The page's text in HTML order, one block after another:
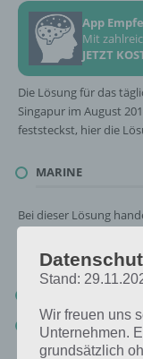
App
Mit
JETZT
Die Lösung für das
Singapur im August
feststeckst, hier die
MARINE
Bei dieser Lösung
Nachfolgend haben wir
Rätsel und was 2018
Rätsel aus dem
27.8.2018, als
Stand:
Wir freuen uns
Unternehmen.
grundsätzlich